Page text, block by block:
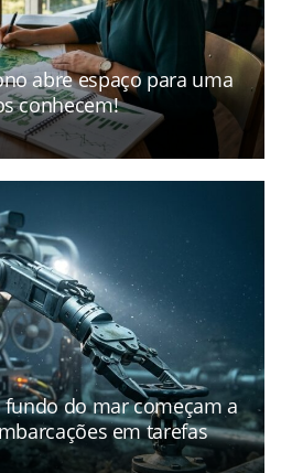
abre espaço para uma
conhecem!
do mar começam a
em tarefas